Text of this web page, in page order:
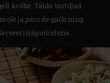
krõbe. Täida tortiljad
ja pico de gallo ning
näputoiduna.